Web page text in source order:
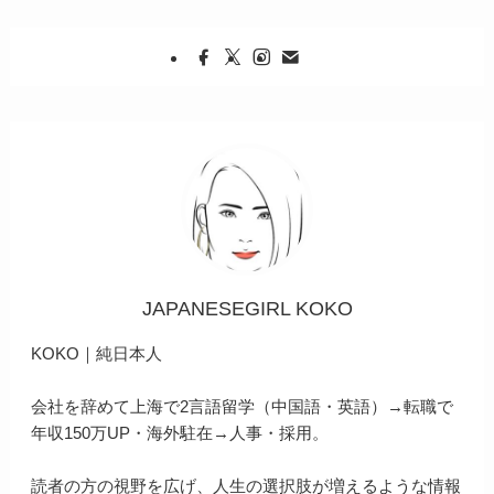
JAPANESEGIRL KOKO
KOKO｜純日本人
会社を辞めて上海で2言語留学（中国語・英語）→転職で
年収150万UP・海外駐在→人事・採用。
読者の方の視野を広げ、人生の選択肢が増えるような情報